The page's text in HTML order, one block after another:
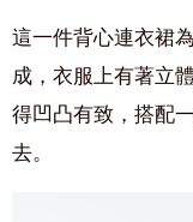
這一件背心連衣裙
成，衣服上有著立
得凹凸有致，搭配
去。